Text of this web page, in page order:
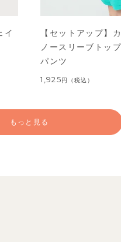
イ
【セットアップ】
ノースリーブトッ
パンツ
1,925円 （税込）
もっと見る